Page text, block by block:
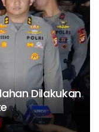
Dilakukan